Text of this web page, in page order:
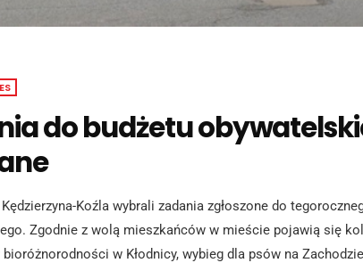
do budżetu
Koźla wybrali zadania zgłoszone do
Zgodnie z wolą mieszkańców w mieście pojawią się
w Kłodnicy, wybieg dla psów na